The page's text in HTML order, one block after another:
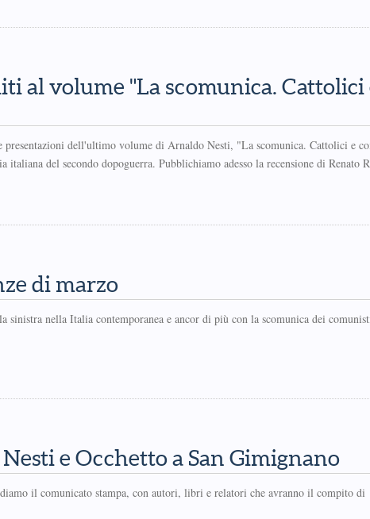
al volume "La scomunica. Cattolici
dell'ultimo volume di Arnaldo Nesti, "La scomunica. Cattolici e
del secondo dopoguerra. Pubblichiamo adesso la recensione di Renato
di marzo
sinistra nella Italia contemporanea e ancor di più con la scomunica dei
e Occhetto a San Gimignano
il comunicato stampa, con autori, libri e relatori che avranno il compito di